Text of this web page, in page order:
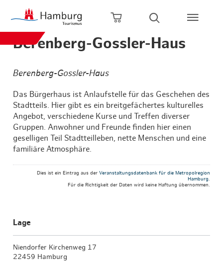
Zum Hauptinhalt springen
Zur Hauptnavigation springen
Zur Volltextsuche springen
Zum Footer springen
Warenkorb öffnen
Suche öffnen
Berenberg-Gossler-Haus
Berenberg-Gossler-Haus
Das Bürgerhaus ist Anlaufstelle für das Geschehen des
Stadtteils. Hier gibt es ein breitgefächertes kulturelles
Angebot, verschiedene Kurse und Treffen diverser
Gruppen. Anwohner und Freunde finden hier einen
geselligen Teil Stadtteilleben, nette Menschen und eine
familiäre Atmosphäre.
Dies ist ein Eintrag aus der Veranstaltungsdatenbank für die Metropolregion
Hamburg.
Für die Richtigkeit der Daten wird keine Haftung übernommen.
Lage
Niendorfer Kirchenweg 17
22459 Hamburg